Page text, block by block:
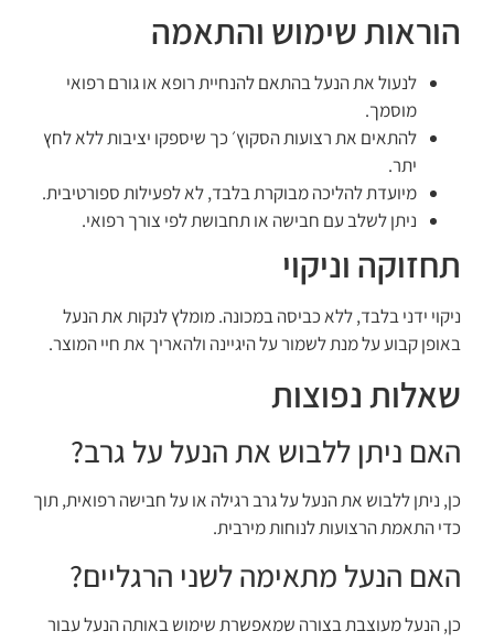
הוראות שימוש והתאמה
לנעול את הנעל בהתאם להנחיית רופא או גורם רפואי
מוסמך.
להתאים את רצועות הסקוץ׳ כך שיספקו יציבות ללא לחץ
יתר.
מיועדת להליכה מבוקרת בלבד, לא לפעילות ספורטיבית.
ניתן לשלב עם חבישה או תחבושת לפי צורך רפואי.
תחזוקה וניקוי
ניקוי ידני בלבד, ללא כביסה במכונה. מומלץ לנקות את הנעל
באופן קבוע על מנת לשמור על היגיינה ולהאריך את חיי המוצר.
שאלות נפוצות
האם ניתן ללבוש את הנעל על גרב?
כן, ניתן ללבוש את הנעל על גרב רגילה או על חבישה רפואית, תוך
כדי התאמת הרצועות לנוחות מירבית.
האם הנעל מתאימה לשני הרגליים?
כן, הנעל מעוצבת בצורה שמאפשרת שימוש באותה הנעל עבור